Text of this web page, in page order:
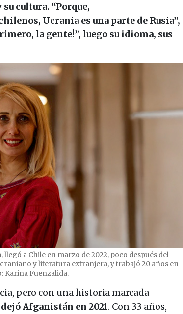
cultura. “Porque,
Ucrania es una parte de Rusia”,
la gente!”, luego su idioma, sus
a Chile en marzo de 2022, poco después del
y literatura extranjera, y trabajó 20 años en
Karina Fuenzalida.
pero con una historia marcada
dejó Afganistán en 2021. Con 33 años,